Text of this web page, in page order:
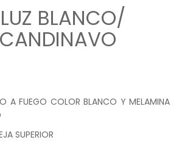
BLANCO/
A FUEGO COLOR BLANCO Y MELAMINA
SUPERIOR